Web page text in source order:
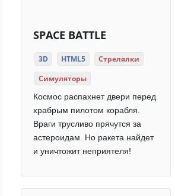
SPACE BATTLE
3D HTML5
Стрелялки
Симуляторы
Космос распахнет двери перед
храбрым пилотом корабля.
Враги трусливо прячутся за
астероидам. Но ракета найдет
и уничтожит неприятеля!